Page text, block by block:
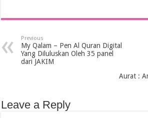
Previous
My Qalam – Pen Al Quran Digital
Yang Diluluskan Oleh 35 panel
dari JAKIM
Aurat :
Leave a Reply